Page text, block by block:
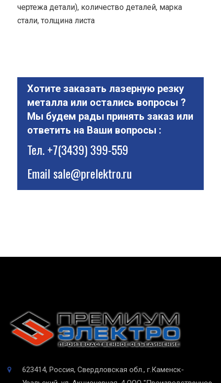
чертежа детали), количество деталей, марка
стали, толщина листа
Хотите заказать лазерную резку
металла или остались вопросы ?
Мы будем рады принять заказ или
ответить на Ваши вопросы :
Тел.+7(3439) 399-559
Emailsale@prelektro.ru
623414, Россия, Свердловская обл., г.Каменск-